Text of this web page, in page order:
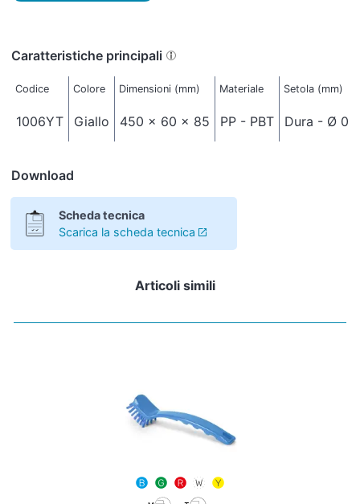
Caratteristiche principali
Codice Colore Dimensioni (mm) Materiale Setola (mm)
1006YT Giallo 450 x 60 x 85 PP - PBT Dura - Ø
Download
Scheda tecnica
Scarica la scheda tecnica
Articoli simili